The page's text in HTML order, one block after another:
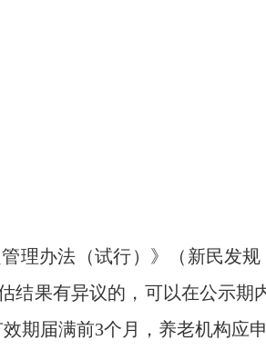
理办法（试行）》（新民发
结果有异议的，可以在公示期
期届满前3个月，养老机构应申